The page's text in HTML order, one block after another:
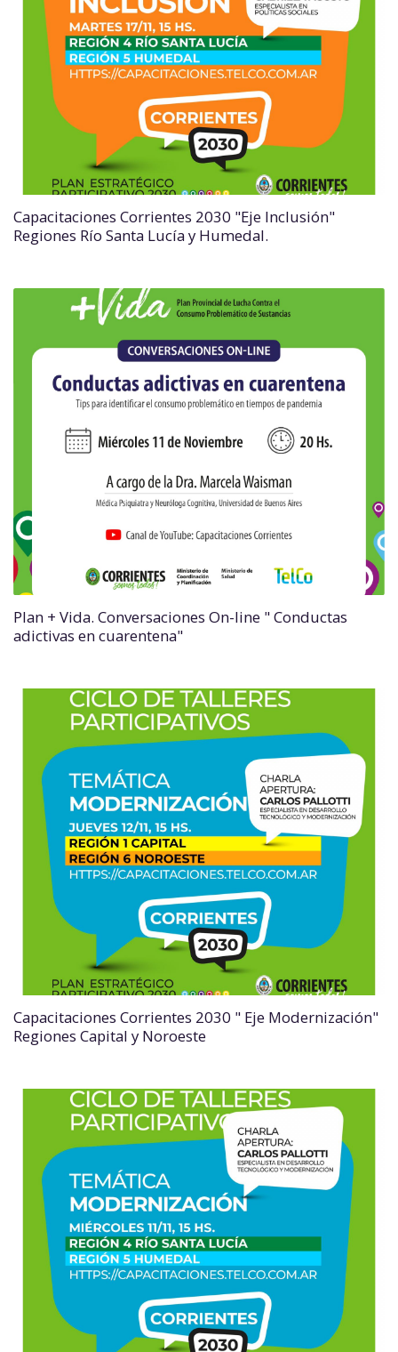
Capacitaciones Corrientes 2030 "Eje Inclusión"
Regiones Río Santa Lucía y Humedal.
Plan + Vida. Conversaciones On-line " Conductas
adictivas en cuarentena"
Capacitaciones Corrientes 2030 " Eje Modernización"
Regiones Capital y Noroeste